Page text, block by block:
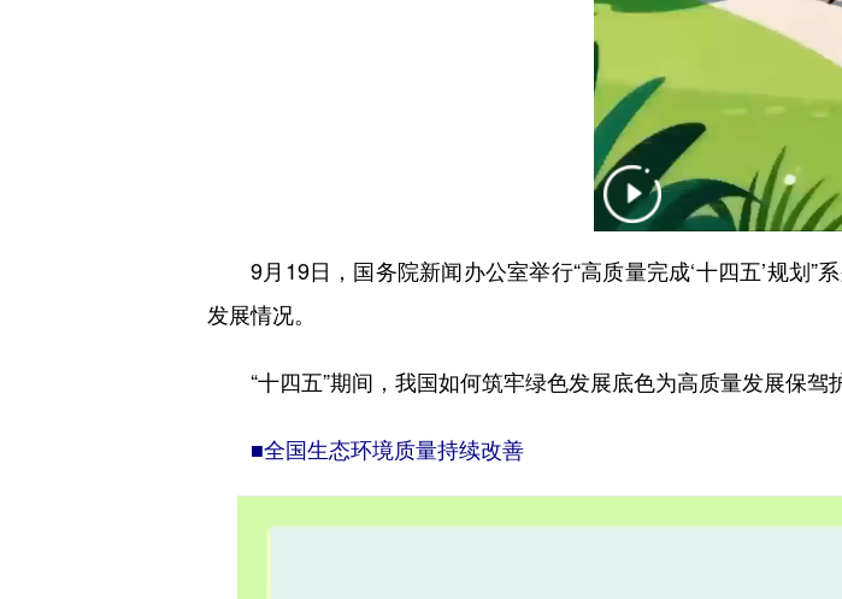
9月19日，国务院新闻办公室举行“高质量完成‘十四五’规划”
发展情况。
“十四五”期间，我国如何筑牢绿色发展底色为高质量发展保驾
■全国生态环境质量持续改善